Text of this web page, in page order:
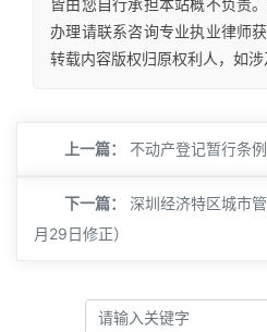
办理请联系咨询专业执业律师
转载内容版权归原权利人，如涉
上一篇： 不动产登记暂行条
下一篇：
深圳经济特区城市
月29日修正）